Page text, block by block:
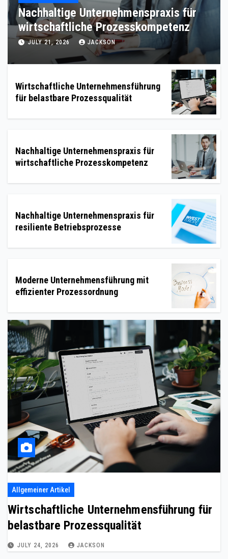
Nachhaltige Unternehmenspraxis für
resiliente Betriebsprozesse
JULY 19, 2026 JACKSON
Wirtschaftliche Unternehmensführung
für belastbare Prozessqualität
Nachhaltige Unternehmenspraxis für
wirtschaftliche Prozesskompetenz
Nachhaltige Unternehmenspraxis für
resiliente Betriebsprozesse
Moderne Unternehmensführung mit
effizienter Prozessordnung
Allgemeiner Artikel
Wirtschaftliche Unternehmensführung für
belastbare Prozessqualität
JULY 24, 2026 JACKSON